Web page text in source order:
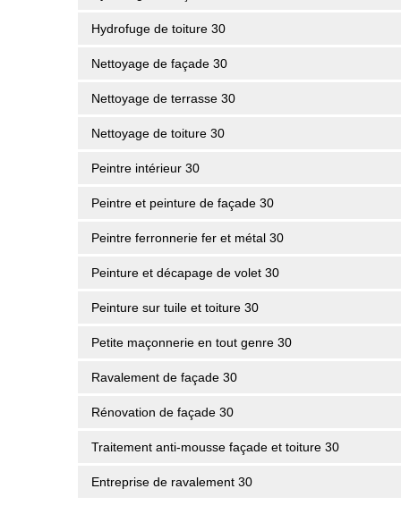
Hydrofuge de toiture 30
Nettoyage de façade 30
Nettoyage de terrasse 30
Nettoyage de toiture 30
Peintre intérieur 30
Peintre et peinture de façade 30
Peintre ferronnerie fer et métal 30
Peinture et décapage de volet 30
Peinture sur tuile et toiture 30
Petite maçonnerie en tout genre 30
Ravalement de façade 30
Rénovation de façade 30
Traitement anti-mousse façade et toiture 30
Entreprise de ravalement 30